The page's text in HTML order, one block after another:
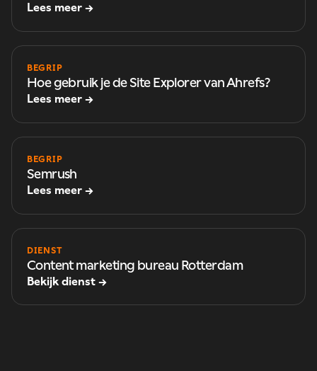
Lees meer →
BEGRIP
Hoe gebruik je de Site Explorer van Ahrefs?
Lees meer →
BEGRIP
Semrush
Lees meer →
DIENST
Content marketing bureau Rotterdam
Bekijk dienst →